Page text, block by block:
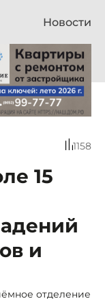
Новости
1158
15
и
отделение